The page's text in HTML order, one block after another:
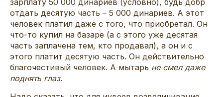
отдать десятую часть – 5 000 динариев. А этот
человек платил даже с того, что приобретал. Он
что-то купил на базаре (а с этого уже десятая
часть заплачена тем, кто продавал), а он и с
этого платит десятую часть. Он действительно
благочестивый человек. А мытарь не смел даже
поднять глаз.